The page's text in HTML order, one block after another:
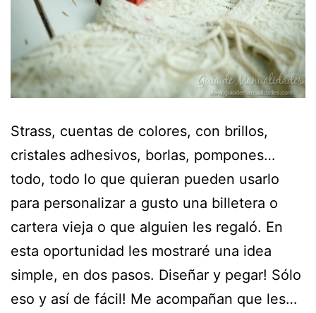
Strass, cuentas de colores, con brillos,
cristales adhesivos, borlas, pompones…
todo, todo lo que quieran pueden usarlo
para personalizar a gusto una billetera o
cartera vieja o que alguien les regaló. En
esta oportunidad les mostraré una idea
simple, en dos pasos. Diseñar y pegar! Sólo
eso y así de fácil! Me acompañan que les…